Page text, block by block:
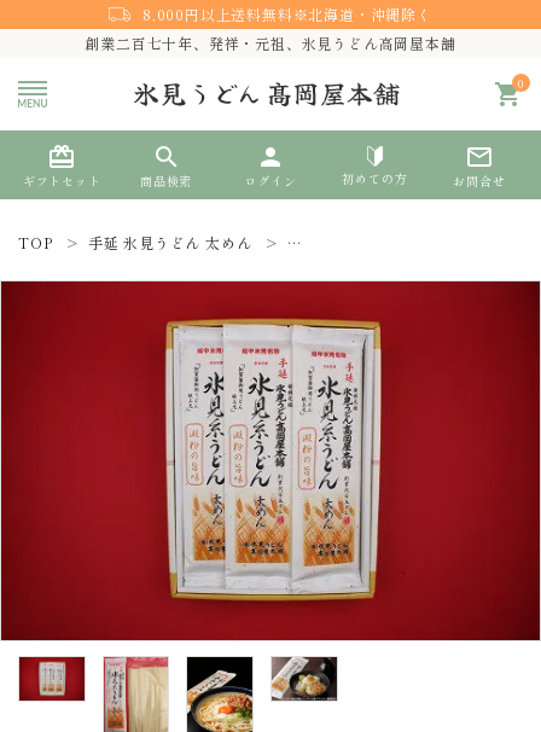
8,000円以上送料無料※北海道・沖縄除く
創業二百七十年、発祥・元祖、氷見うどん高岡屋本舗
0
shopping_cart
card_giftcard
ギフトセット
search
商品検索
person
ログイン 初めての方
mail_outline
お問合せ
熨斗対応
ACCOUNT MENU
person 新規会員登録
ご利用ガイド
TOP 手延 氷見うどん 太めん 手延 氷見糸うどん『澱粉の旨味』